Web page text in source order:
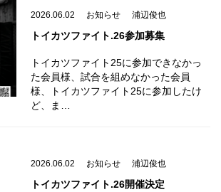
2026.06.02 お知らせ 浦辺俊也
トイカツファイト.26参加募集
トイカツファイト25に参加できなかっ
た会員様、試合を組めなかった会員
様、トイカツファイト25に参加したけ
ど、ま…
2026.06.02 お知らせ 浦辺俊也
トイカツファイト.26開催決定